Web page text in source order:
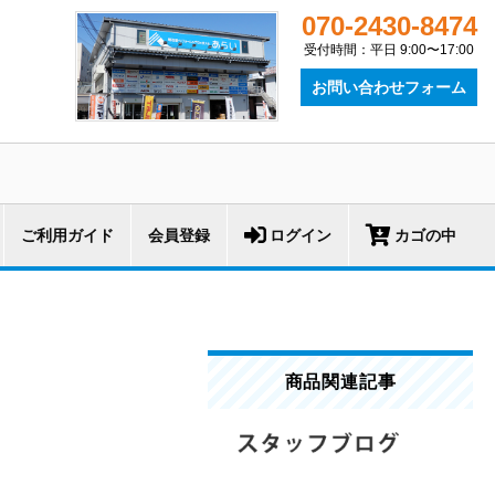
070-2430-8474
受付時間：平日 9:00〜17:00
お問い合わせフォーム
ご利用ガイド 会員登録 ログイン カゴの中
商品関連記事